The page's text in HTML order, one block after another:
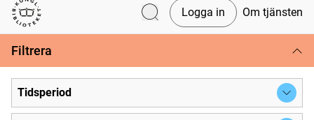
Svenska tidningar
Logga in Om tjänsten
Filtrera
Tidsperiod